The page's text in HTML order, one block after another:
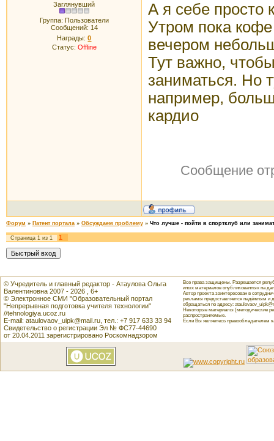
Заглянувший
Группа: Пользователи
Сообщений: 14
Награды:0
Статус: Offline
А я себе просто
Утром пока
вечером
Тут важно,
заниматься. Но
например,
кардио
Сообщение
Форум » Патент портала » Обсуждаем проблему » Что лучше - пойти в спортклуб или
Страница 1 из 1 1
© Учредитель и главный редактор - Атаулова Ольга
Валентиновна 2007 - 2026 , 6+
© Электронное СМИ "Образовательный портал
"Непрерывная подготовка учителя технологии"
//tehnologiya.ucoz.ru
E-mail: ataulovaov_uipk@mail.ru, тел.: +7 917 633 33 94
Свидетельство о регистрации Эл № ФС77-44690
от 20.04.2011 зарегистрировано Роскомнадзором
Все права защищены. Разрешается
иных материалов опубликованных на
Автор проекта заинтересован в
рекламы предоставляется надёжным и
обращаться по адресу:
Некоторые материалы (методические
распространяемые.
Если Вы являетесь правообладателем